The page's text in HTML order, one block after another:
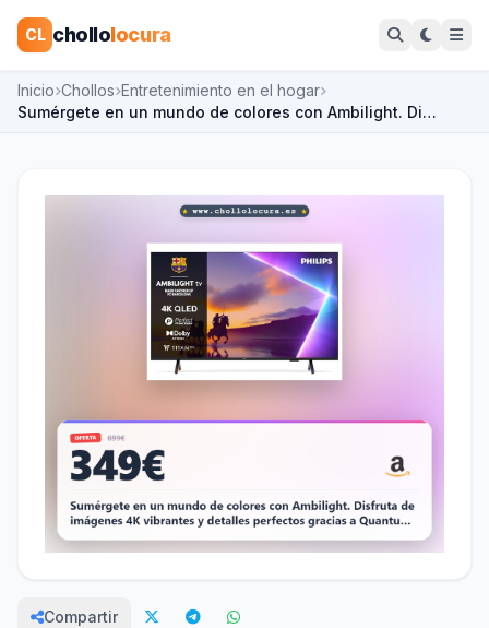
CL chollolocura
Inicio Chollos Entretenimiento en el hogar
Sumérgete en un mundo de colores con Ambilight. Di…
Compartir